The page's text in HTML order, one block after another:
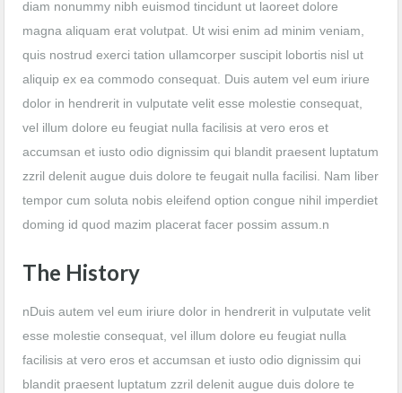
diam nonummy nibh euismod tincidunt ut laoreet dolore
magna aliquam erat volutpat. Ut wisi enim ad minim veniam,
quis nostrud exerci tation ullamcorper suscipit lobortis nisl ut
aliquip ex ea commodo consequat. Duis autem vel eum iriure
dolor in hendrerit in vulputate velit esse molestie consequat,
vel illum dolore eu feugiat nulla facilisis at vero eros et
accumsan et iusto odio dignissim qui blandit praesent luptatum
zzril delenit augue duis dolore te feugait nulla facilisi. Nam liber
tempor cum soluta nobis eleifend option congue nihil imperdiet
doming id quod mazim placerat facer possim assum.n
The History
nDuis autem vel eum iriure dolor in hendrerit in vulputate velit
esse molestie consequat, vel illum dolore eu feugiat nulla
facilisis at vero eros et accumsan et iusto odio dignissim qui
blandit praesent luptatum zzril delenit augue duis dolore te